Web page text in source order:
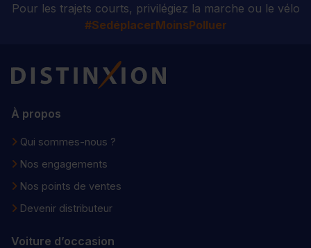
Pour les trajets courts, privilégiez la marche ou le vélo
#SedéplacerMoinsPolluer
Distinxion
À propos
Qui sommes-nous ?
Nos engagements
Nos points de ventes
Devenir distributeur
Voiture d’occasion